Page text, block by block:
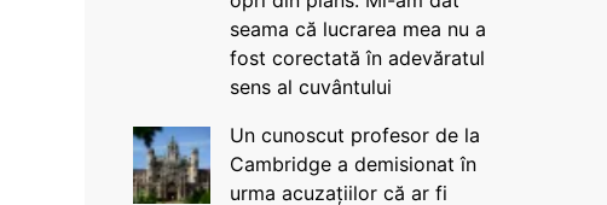
seama că lucrarea mea nu a
fost corectată în adevăratul
sens al cuvântului
Un cunoscut profesor de la
Cambridge a demisionat în
urma acuzațiilor că ar fi